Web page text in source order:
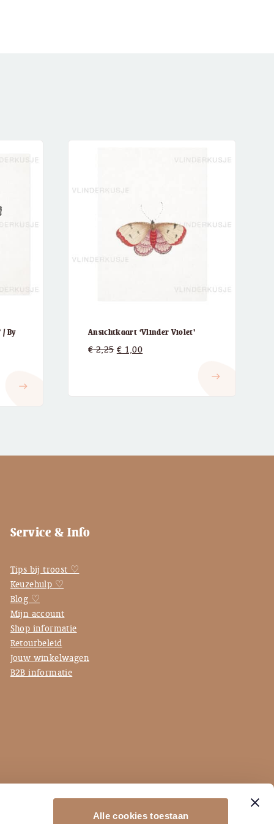
Alle cookies toestaan
/ By
east
Ansichtkaart ‘Vlinder Violet’
€2,25 Oorspronkelijke
€ 1,00Huidige
east
Service & Info
Tips bij troost ♡
Keuzehulp ♡
Blog ♡
Mijn account
Shop informatie
Retourbeleid
Jouw winkelwagen
B2B informatie